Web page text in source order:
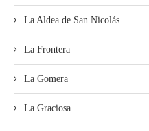
La Aldea de San Nicolás
La Frontera
La Gomera
La Graciosa